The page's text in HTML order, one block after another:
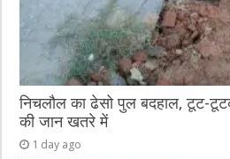
निचलौल का ढेसो पुल बदहाल, टूट-
की जान खतरे में
1 day ago